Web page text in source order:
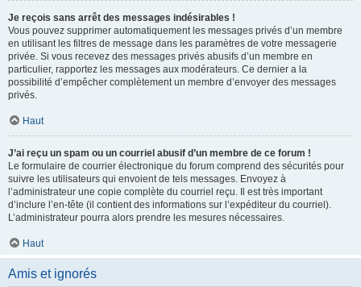
Je reçois sans arrêt des messages indésirables !
Vous pouvez supprimer automatiquement les messages privés d’un membre
en utilisant les filtres de message dans les paramètres de votre messagerie
privée. Si vous recevez des messages privés abusifs d’un membre en
particulier, rapportez les messages aux modérateurs. Ce dernier a la
possibilité d’empêcher complètement un membre d’envoyer des messages
privés.
Haut
J’ai reçu un spam ou un courriel abusif d’un membre de ce forum !
Le formulaire de courrier électronique du forum comprend des sécurités pour
suivre les utilisateurs qui envoient de tels messages. Envoyez à
l’administrateur une copie complète du courriel reçu. Il est très important
d’inclure l’en-tête (il contient des informations sur l’expéditeur du courriel).
L’administrateur pourra alors prendre les mesures nécessaires.
Haut
Amis et ignorés